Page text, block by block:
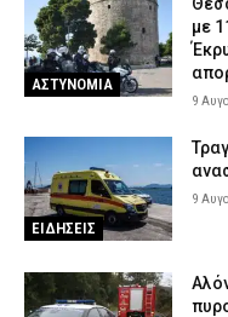
ΑΣΤΥΝΟΜΙΑ 9 Αυγούστου
Χανιά: Συνελήφθη
17χρονη κατήγγειλε ότι
ΑΣΤΥΝΟΜΙΑ
με
9
ΕΙΔΗΣΕΙΣ
9